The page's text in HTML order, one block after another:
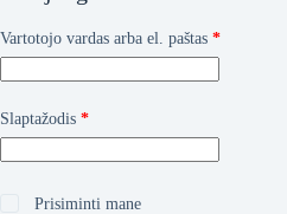
Vartotojo vardas arba el. paštas *Privalomas
Slaptažodis *Privalomas
Prisiminti mane